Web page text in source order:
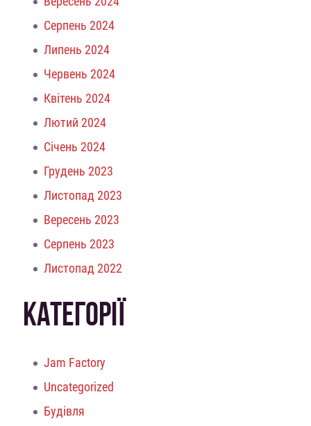
Серпень 2024
Липень 2024
Червень 2024
Квітень 2024
Лютий 2024
Січень 2024
Грудень 2023
Листопад 2023
Вересень 2023
Серпень 2023
Листопад 2022
КАТЕГОРІЇ
Jam Factory
Uncategorized
Будівля